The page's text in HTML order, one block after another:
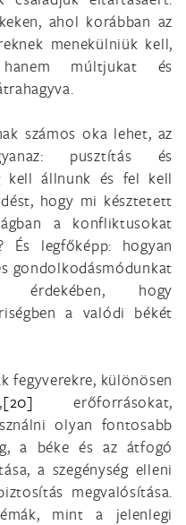
ahol korábban az
menekülniük kell,
múltjukat és
számos oka lehet, az
pusztítás és
kell állnunk és fel kell
hogy mi késztetett
a konfliktusokat
És legfőképp: hogyan
gondolkodásmódunkat
érdekében, hogy
a valódi békét
fegyverekre, különösen
[20] erőforrásokat,
olyan fontosabb
a béke és az átfogó
a szegénység elleni
megvalósítása.
mint a jelenlegi